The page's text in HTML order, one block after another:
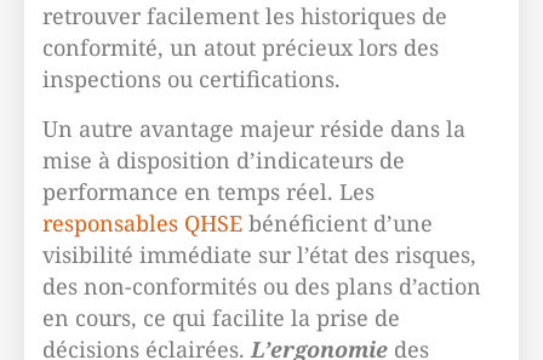
retrouver facilement les historiques de
conformité, un atout précieux lors des
inspections ou certifications.
Un autre avantage majeur réside dans la
mise à disposition d’indicateurs de
performance en temps réel. Les
responsables QHSE bénéficient d’une
visibilité immédiate sur l’état des risques,
des non-conformités ou des plans d’action
en cours, ce qui facilite la prise de
décisions éclairées.L’ergonomie des